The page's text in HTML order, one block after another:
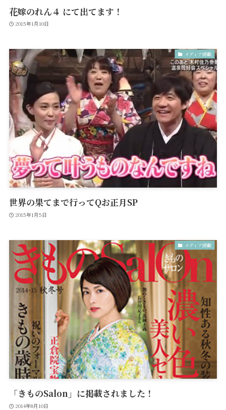
花嫁のれん４ にて出てます！
2015年1月10日
メディア掲載
世界の果てまで行ってQお正月SP
2015年1月5日
メディア掲載
「きものSalon」に掲載されました！
2014年8月10日